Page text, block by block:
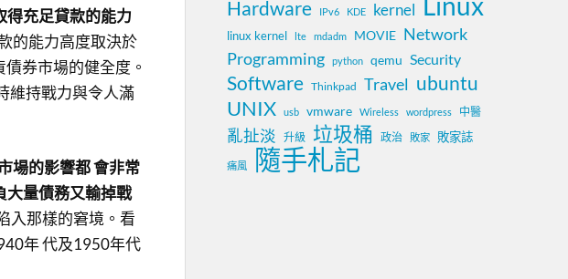
得充足貸款的能力
的能力高度取決於
券市場的健全度。
維持戰力與令人滿
場的影響都 會非常
大量債務又輸掉戰
入那樣的窘境。看
年 代及1950年代
Hardware IPv6 KDE kernel
linux kernel lte mdadm MOVIE Network
Programming
python qemu Security
Software Thinkpad Travel ubuntu
UNIX usb vmware Wireless wordpress 中醫
亂扯淡 升級 垃圾桶 政治 敗家 敗家誌
痛風 隨手札記